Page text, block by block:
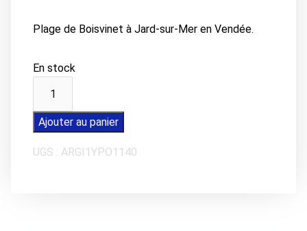
Plage de Boisvinet à Jard-sur-Mer en Vendée.
En stock
Carte
postale
JARD-
Ajouter au panier
UGS : ARGI1YPO1140